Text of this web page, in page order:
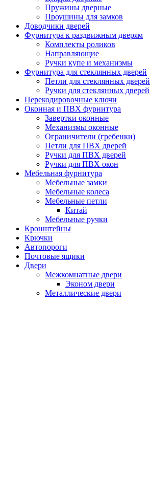
Пружины дверные
Проушины для замков
Доводчики дверей
Фурнитура к раздвижным дверям
Комплекты роликов
Направляющие
Ручки купе и механизмы
Фурнитура для стеклянных дверей
Петли для стеклянных дверей
Ручки для стеклянных дверей
Перекодировочные ключи
Оконная и ПВХ фурнитура
Завертки оконные
Механизмы оконные
Ограничители (гребенки)
Петли для ПВХ дверей
Ручки для ПВХ дверей
Ручки для ПВХ окон
Мебельная фурнитура
Мебельные замки
Мебельные колеса
Мебельные петли
Китай
Мебельные ручки
Кронштейны
Крючки
Автопороги
Почтовые ящики
Двери
Межкомнатные двери
Эконом двери
Металлические двери